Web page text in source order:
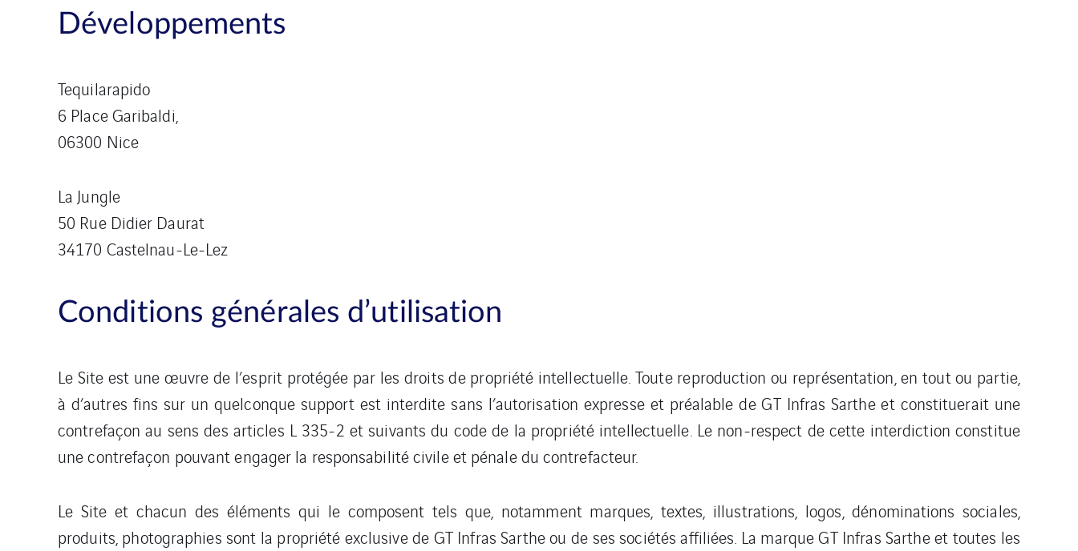
Développements
Tequilarapido
6 Place Garibaldi,
06300 Nice
La Jungle
50 Rue Didier Daurat
34170 Castelnau-Le-Lez
Conditions générales d’utilisation
Le Site est une œuvre de l’esprit protégée par les droits de propriété intellectuelle. Toute reproduction ou représentation, en tout ou partie,
à d’autres fins sur un quelconque support est interdite sans l’autorisation expresse et préalable de GT Infras Sarthe et constituerait une
contrefaçon au sens des articles L 335-2 et suivants du code de la propriété intellectuelle. Le non-respect de cette interdiction constitue
une contrefaçon pouvant engager la responsabilité civile et pénale du contrefacteur.
Le Site et chacun des éléments qui le composent tels que, notamment marques, textes, illustrations, logos, dénominations sociales,
produits, photographies sont la propriété exclusive de GT Infras Sarthe ou de ses sociétés affiliées. La marque GT Infras Sarthe et toutes les